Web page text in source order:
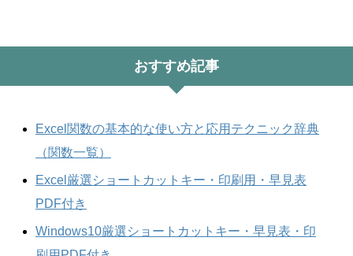
おすすめ記事
Excel関数の基本的な使い方と応用テクニック辞典
（関数一覧）
Excel厳選ショートカットキー・印刷用・早見表
PDF付き
Windows10厳選ショートカットキー・早見表・印